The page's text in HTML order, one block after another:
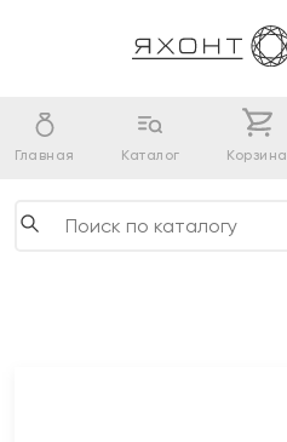
Главная Каталог Корзина